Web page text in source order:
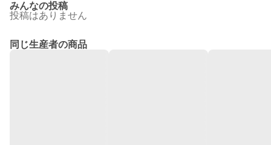
みんなの投稿
投稿はありません
同じ生産者の商品